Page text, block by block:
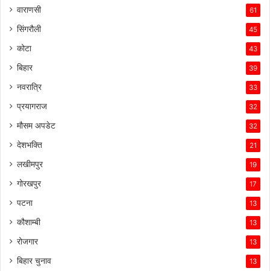
वाराणसी 61
सिंगरौली 45
कोटा 43
बिहार 39
नवरात्रि 33
प्रयागराज 32
मौसम अपडेट 32
देशभक्ति 21
लखीमपुर 19
गोरखपुर 17
पटना 13
कौशाम्बी 13
रोजगार 13
बिहार चुनाव 13